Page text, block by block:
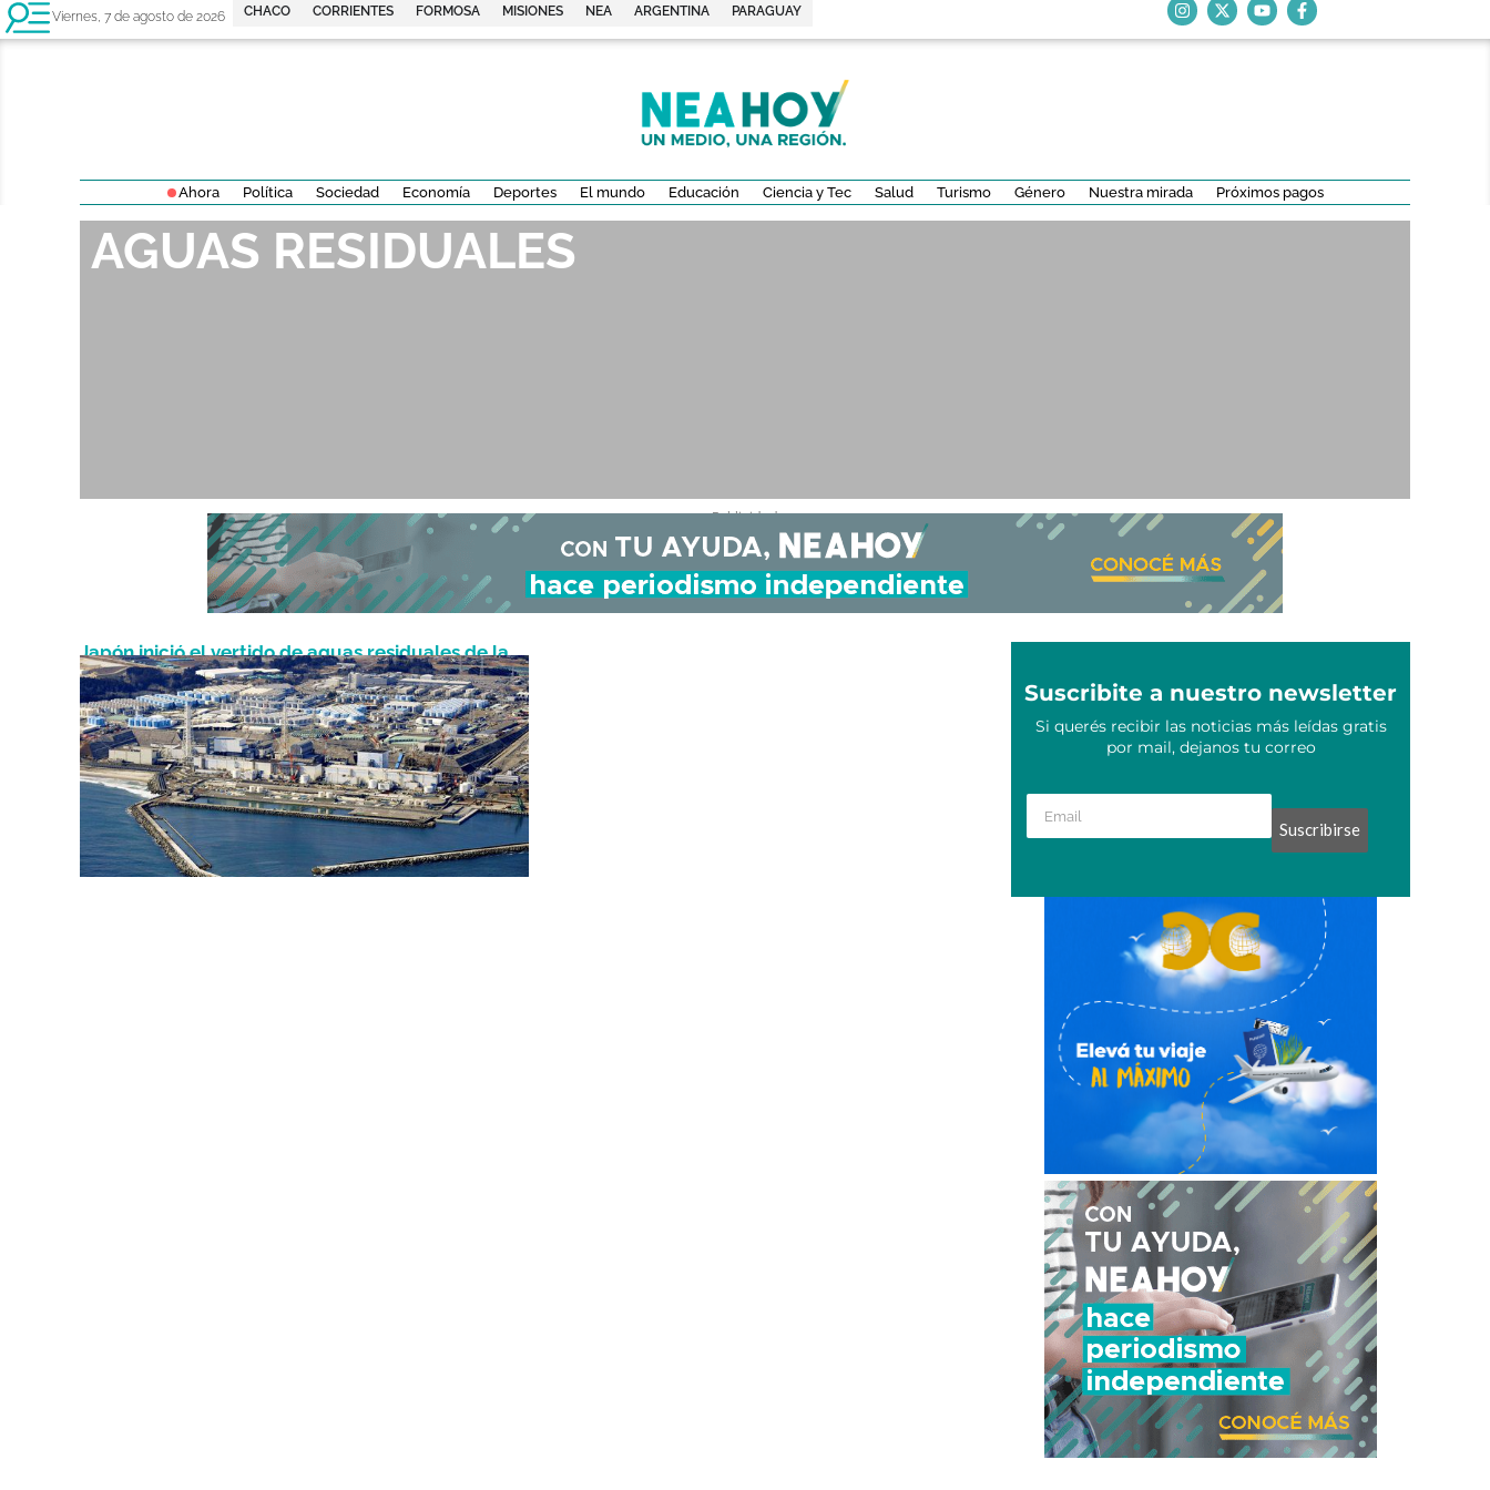
Viernes, 7 de agosto de 2026 CHACO CORRIENTES FORMOSA MISIONES NEA ARGENTINA PARAGUAY
Ahora Política Sociedad Economía Deportes El mundo Educación Ciencia y Tec Salud Turismo Género Nuestra mirada Próximos pagos
AGUAS RESIDUALES
- Publicidad -
Japón inició el vertido de aguas residuales de la
central nuclear de Fukushima al océano Pacífico
Agosto 28, 2023
Suscribite a nuestro newsletter
Si querés recibir las noticias más leídas gratis
por mail, dejanos tu correo
Suscribirse